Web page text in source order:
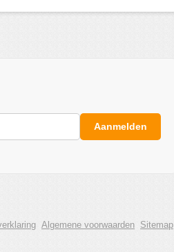
Aanmelden
Algemene voorwaarden Sitemap